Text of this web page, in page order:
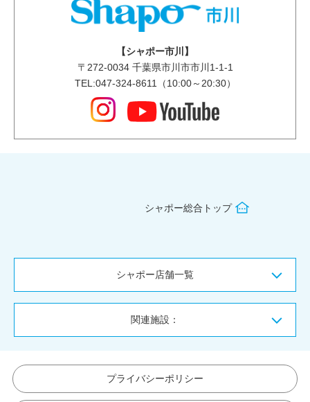
【シャポー市川】
〒 272-0034千葉県市川市市川1-1-1
TEL:047-324-8611（10:00～20:30）
プライバシーポリシー
サービス向上委員会